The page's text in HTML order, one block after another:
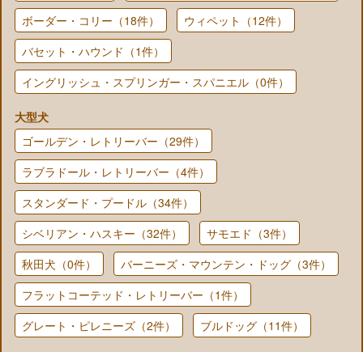
ボーダー・コリー（18件）
ウィペット（12件）
バセット・ハウンド（1件）
イングリッシュ・スプリンガー・スパニエル（0件）
大型犬
ゴールデン・レトリーバー（29件）
ラブラドール・レトリーバー（4件）
スタンダード・プードル（34件）
シベリアン・ハスキー（32件）
サモエド（3件）
秋田犬（0件）
バーニーズ・マウンテン・ドッグ（3件）
フラットコーテッド・レトリーバー（1件）
グレート・ピレニーズ（2件）
ブルドッグ（11件）